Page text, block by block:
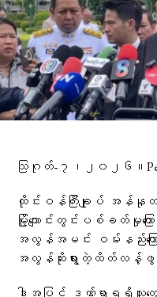
သြဂုတ်-၇၊၂၀၂၆။
ထိုင်းဝန်ကြီးချုပ် အ
မြို့ကျောင်းတွင်းပစ်ခတ်မှု
အလွန်အမင်း ဝမ်းနည်းကြော
အလွန်ဆိုးရွားတဲ့ထိတ်လန့်ဖွ